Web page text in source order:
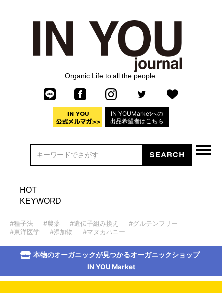
Organic Life to all the people.
IN YOUMarketへの
出品希望者はこちら
HOT
KEYWORD
#種子法 #農薬 #遺伝子組み換え
#グルテンフリー
#東洋医学
#添加物 #マヌカハニー
本物のオーガニックが見つかるオーガニックショップ
IN YOU Market